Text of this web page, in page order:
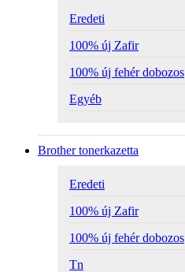
Eredeti
100% új Zafir
100% új fehér dobozos
Egyéb
Brother tonerkazetta
Eredeti
100% új Zafir
100% új fehér dobozos
Tn